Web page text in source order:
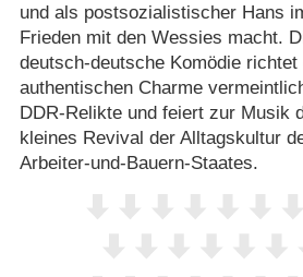
und als postsozialistischer Hans
Frieden mit den Wessies macht.
deutsch-deutsche Komödie
authentischen Charme
DDR-Relikte und feiert zur Musik
kleines Revival der Alltagskultur
Arbeiter-und-Bauern-Staates.